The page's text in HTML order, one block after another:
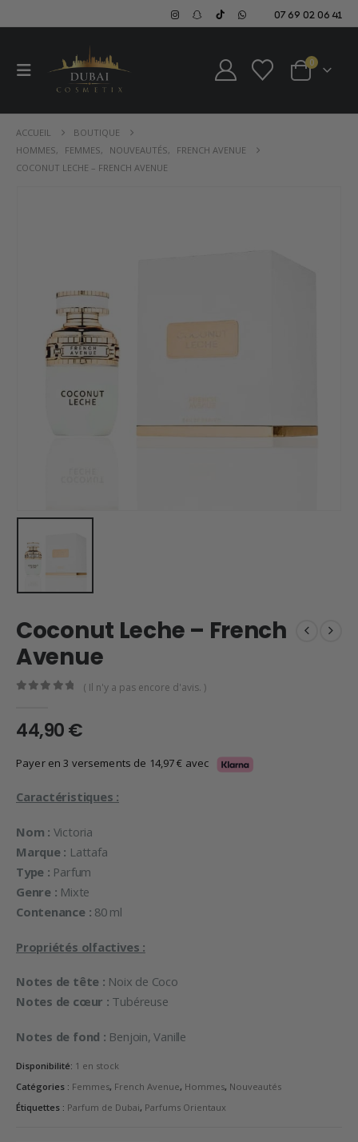
07 69 02 06 41
0
ACCUEIL
BOUTIQUE
HOMMES, FEMMES, NOUVEAUTÉS,
FRENCH AVENUE
COCONUT LECHE – FRENCH AVENUE
Coconut Leche – French
Avenue
( Il n'y a pas encore d'avis. )
44,90€
Payer en 3 versements de 14,97€ avec
Caractéristiques :
Nom : Victoria
Marque : Lattafa
Type : Parfum
Genre : Mixte
Contenance : 80 ml
Propriétés olfactives :
Notes de tête : Noix de Coco
Notes de cœur : Tubéreuse
Notes de fond : Benjoin, Vanille
Disponibilité: 1 en stock
Catégories : Femmes, French Avenue, Hommes, Nouveautés
Étiquettes : Parfum de Dubai, Parfums Orientaux